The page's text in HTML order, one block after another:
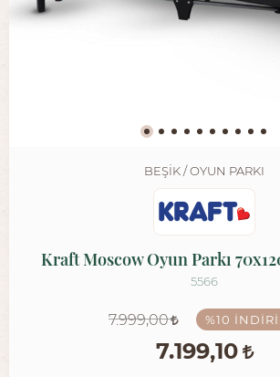
BEŞIK / OYUN PARKI
Kraft Moscow Oyun Parkı
5566
7.999,00 %10
7.199,10